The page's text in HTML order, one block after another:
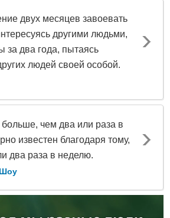
двух месяцев завоевать
другими людьми,
за два года, пытаясь
людей своей особой.
чем два или раза в
известен благодаря тому,
два раза в неделю.